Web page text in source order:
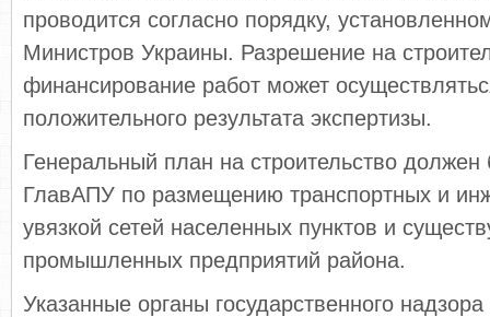
проводится согласно порядку,
Министров Украины. Разрешение на
финансирование работ может
положительного результата экспертизы.
Генеральный план на строительство должен
ГлавАПУ по размещению транспортных и
увязкой сетей населенных пунктов и
промышленных предприятий района.
Указанные органы государственного